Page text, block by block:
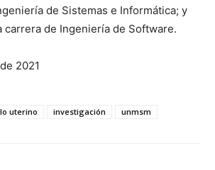
de Sistemas e Informática; y
carrera de Ingeniería de Software.
2021
uterino investigación unmsm